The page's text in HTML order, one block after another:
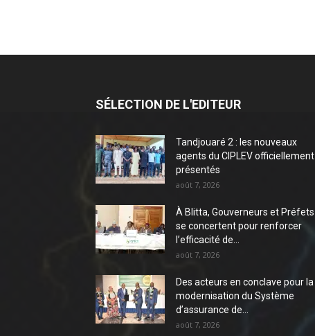
SÉLECTION DE L'EDITEUR
Tandjouaré 2 : les nouveaux
agents du CIPLEV officiellement
présentés
août 7, 2026
À Blitta, Gouverneurs et Préfets
se concertent pour renforcer
l’efficacité de...
août 7, 2026
Des acteurs en conclave pour la
modernisation du Système
d’assurance de...
août 7, 2026